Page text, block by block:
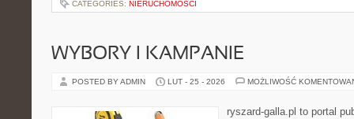
CATEGORIES: NIERUCHOMOŚCI
WYBORY I KAMPANIE
POSTED BY ADMIN LUT - 25 - 2026 MOŻLIWOŚĆ
ryszard-galla.pl to portal